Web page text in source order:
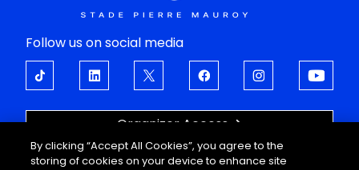
Follow us on social media
Organizer Access
OPEN UP TO EMOTIONS
By clicking “Accept All Cookies”, you agree to the
storing of cookies on your device to enhance site